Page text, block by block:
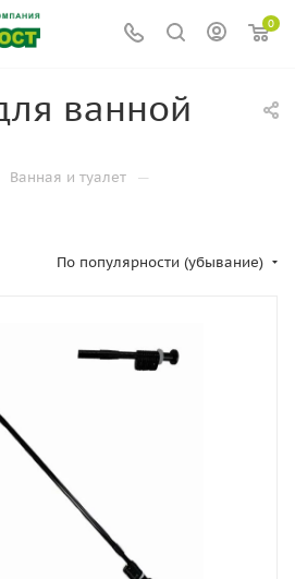
0
ванной
Ванная и туалет —
По популярности (убывание)